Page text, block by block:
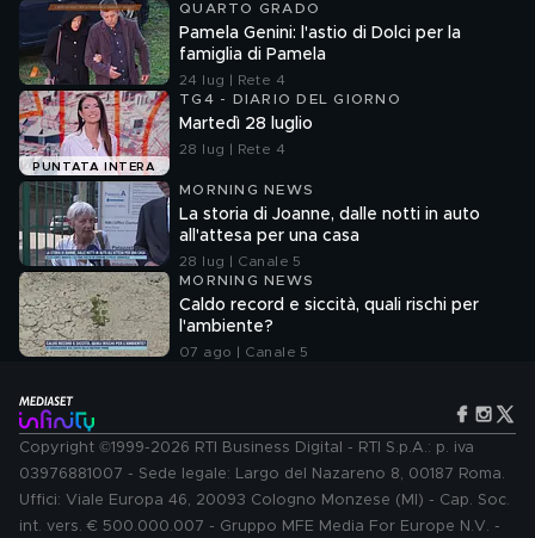
QUARTO GRADO
Pamela Genini: l'astio di Dolci per la
famiglia di Pamela
24 lug | Rete 4
PUNTATA INTERA
TG4 - DIARIO DEL GIORNO
Martedì 28 luglio
28 lug | Rete 4
MORNING NEWS
La storia di Joanne, dalle notti in auto
all'attesa per una casa
28 lug | Canale 5
MORNING NEWS
Caldo record e siccità, quali rischi per
l'ambiente?
07 ago | Canale 5
Copyright ©1999-2026 RTI Business Digital - RTI S.p.A.: p. iva
03976881007 - Sede legale: Largo del Nazareno 8, 00187 Roma.
Uffici: Viale Europa 46, 20093 Cologno Monzese (MI) - Cap. Soc.
int. vers. € 500.000.007 - Gruppo MFE Media For Europe N.V. -